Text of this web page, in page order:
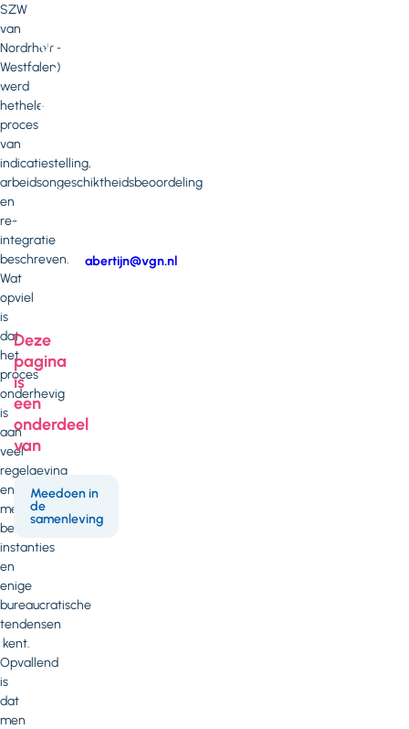
SZW
van
Nordrhein-
Westfalen)
werd
hethele
proces
van
indicatiestelling,
arbeidsongeschiktheidsbeoordeling
en
re-
integratie
beschreven.
Wat
opviel
is
dat
het
proces
onderhevig
is
aan
veel
regelgeving
en
meerdere
betrokken
instanties
en
enige
bureaucratische
tendensen
kent.
Opvallend
is
dat
men
vragen
of
opmerkingen?
op
met
E-
abertijn@vgn.nl
Deze
pagina
is
een
onderdeel
van
Meedoen in
de
samenleving